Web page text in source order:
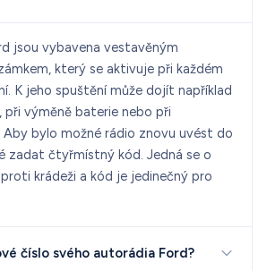
jsou vybavena vestavěným
který se aktivuje při každém
K jeho spuštění může dojít například
výměně baterie nebo při
bylo možné rádio znovu uvést do
zadat čtyřmístný kód. Jedná se o
krádeži a kód je jedinečný pro
číslo svého autorádia Ford?